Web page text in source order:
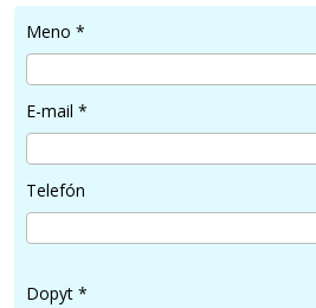
Meno *
E-mail *
Telefón
Dopyt *